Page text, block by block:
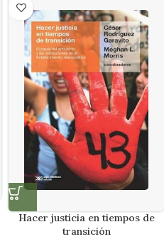
Hacer justicia en tiempos de
transición